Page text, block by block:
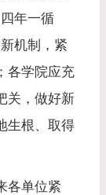
年一循
机制，紧
各学院应充
关，做好新
生根、取得
各单位紧